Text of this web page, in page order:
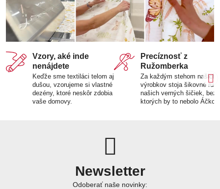
Vzory, aké inde
nenájdete
Keďže sme textiláci telom aj
dušou, vzorujeme si vlastné
dezény, ktoré neskôr zdobia
vaše domovy.
Precíznosť z
Ružomberka
Za každým stehom našich
výrobkov stoja šikovné ruky
našich verných šičiek, bez
ktorých by to nebolo Áčko.
Newsletter
Odoberať naše novinky: